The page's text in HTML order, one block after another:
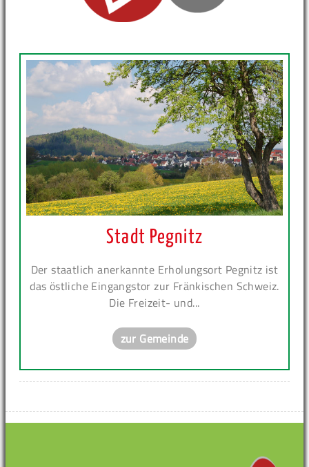
Stadt Pegnitz
Der staatlich anerkannte Erholungsort Pegnitz ist
das östliche Eingangstor zur Fränkischen Schweiz.
Die Freizeit- und...
zur Gemeinde